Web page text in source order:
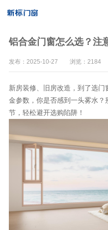
一体化产品
门窗实力派
铝合金门窗怎么选？注
发布：2025-10-27 浏览：2184
新房装修、旧房改造，到了选
金参数，你是否感到一头雾水？
节，轻松避开选购陷阱！